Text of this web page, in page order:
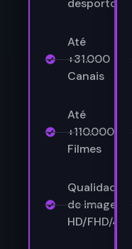
desporto
Até
+31.000
Canais
Até
+110.000
Filmes
Qualidade
de imagem
HD/FHD/4K